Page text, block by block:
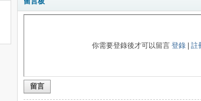
你需要登錄後才可以留言 登錄 註
留言